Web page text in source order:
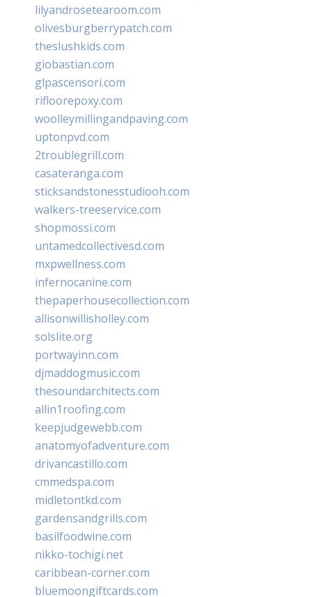
lilyandrosetearoom.com
olivesburgberrypatch.com
theslushkids.com
giobastian.com
glpascensori.com
rifloorepoxy.com
woolleymillingandpaving.com
uptonpvd.com
2troublegrill.com
casateranga.com
sticksandstonesstudiooh.com
walkers-treeservice.com
shopmossi.com
untamedcollectivesd.com
mxpwellness.com
infernocanine.com
thepaperhousecollection.com
allisonwillisholley.com
solslite.org
portwayinn.com
djmaddogmusic.com
thesoundarchitects.com
allin1roofing.com
keepjudgewebb.com
anatomyofadventure.com
drivancastillo.com
cmmedspa.com
midletontkd.com
gardensandgrills.com
basilfoodwine.com
nikko-tochigi.net
caribbean-corner.com
bluemoongiftcards.com